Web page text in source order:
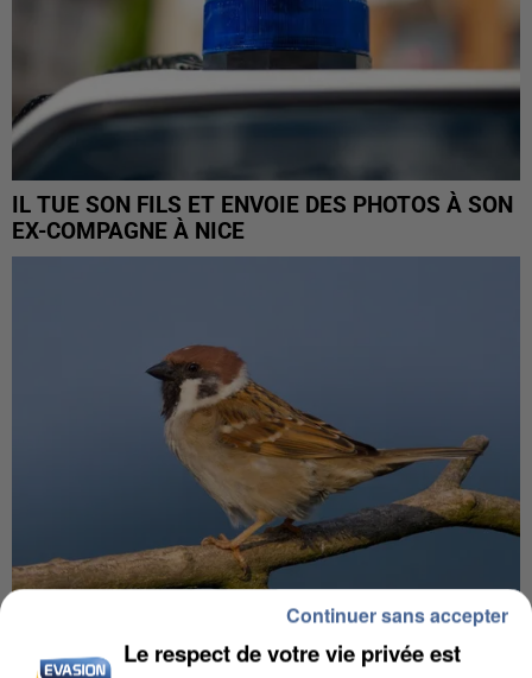
IL TUE SON FILS ET ENVOIE DES PHOTOS À SON
EX-COMPAGNE À NICE
APRÈS TOUTES CES CANICULES, LES REFUGES
Le respect de votre vie privée est
Continuer sans accepter